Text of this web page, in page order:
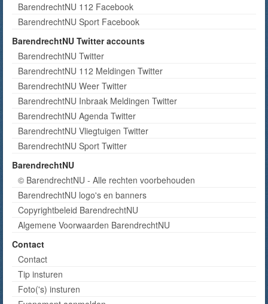
BarendrechtNU 112 Facebook
BarendrechtNU Sport Facebook
BarendrechtNU Twitter accounts
BarendrechtNU Twitter
BarendrechtNU 112 Meldingen Twitter
BarendrechtNU Weer Twitter
BarendrechtNU Inbraak Meldingen Twitter
BarendrechtNU Agenda Twitter
BarendrechtNU Vliegtuigen Twitter
BarendrechtNU Sport Twitter
BarendrechtNU
© BarendrechtNU - Alle rechten voorbehouden
BarendrechtNU logo's en banners
Copyrightbeleid BarendrechtNU
Algemene Voorwaarden BarendrechtNU
Contact
Contact
Tip insturen
Foto('s) insturen